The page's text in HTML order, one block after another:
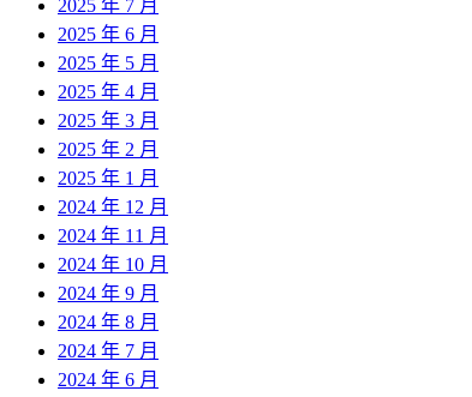
2025 年 7 月
2025 年 6 月
2025 年 5 月
2025 年 4 月
2025 年 3 月
2025 年 2 月
2025 年 1 月
2024 年 12 月
2024 年 11 月
2024 年 10 月
2024 年 9 月
2024 年 8 月
2024 年 7 月
2024 年 6 月